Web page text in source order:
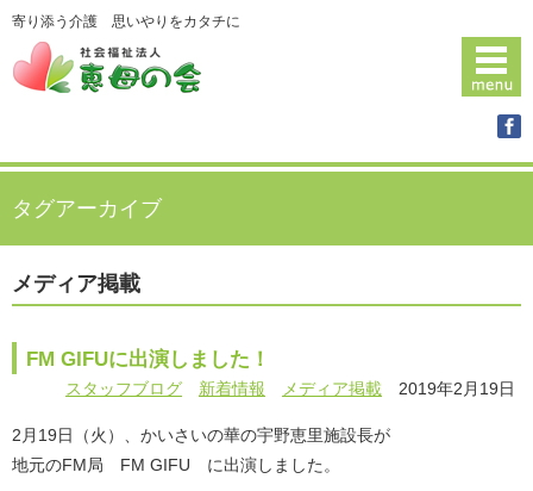
寄り添う介護 思いやりをカタチに
タグアーカイブ
メディア掲載
FM GIFUに出演しました！
スタッフブログ 新着情報 メディア掲載 2019年2月19日
2月19日（火）、かいさいの華の宇野恵里施設長が
地元のFM局 FM GIFU に出演しました。